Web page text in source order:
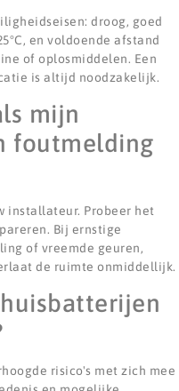
droog, goed
en voldoende afstand
of oplosmiddelen. Een
is altijd noodzakelijk.
mijn
foutmelding
installateur. Probeer het
Bij ernstige
of vreemde geuren,
de ruimte onmiddellijk.
risico's met zich mee